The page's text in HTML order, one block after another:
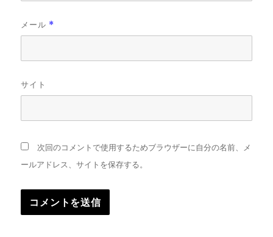
メール *
サイト
次回のコメントで使用するためブラウザーに自分の名前、メ
ールアドレス、サイトを保存する。